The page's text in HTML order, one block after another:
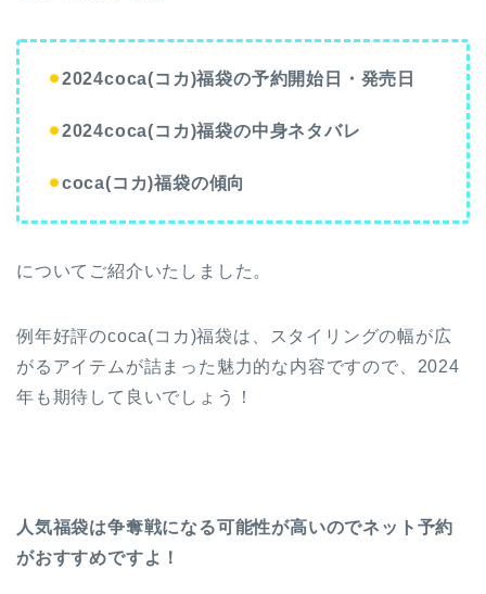
⚫︎2024coca(コカ)福袋の予約開始日・発売日
⚫︎2024coca(コカ)福袋の中身ネタバレ
⚫︎coca(コカ)福袋の傾向
についてご紹介いたしました。
例年好評のcoca(コカ)福袋は、スタイリングの幅が広
がるアイテムが詰まった魅力的な内容ですので、2024
年も期待して良いでしょう！
人気福袋は争奪戦になる可能性が高いのでネット予約
がおすすめですよ！